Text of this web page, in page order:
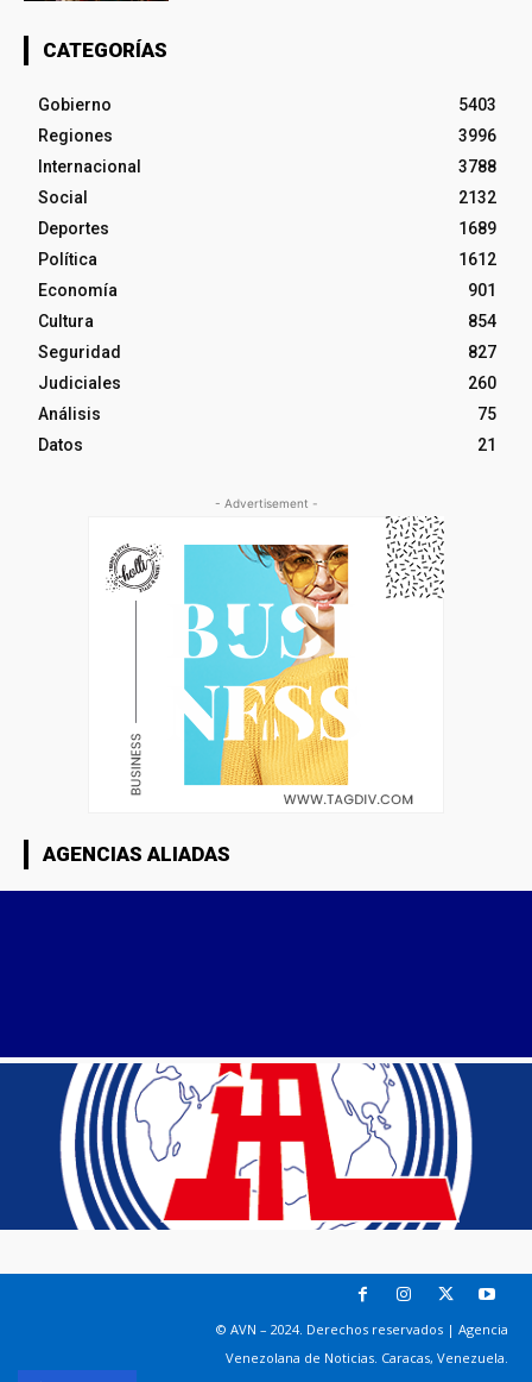
CATEGORÍAS
Gobierno
5403
Regiones
3996
Internacional
3788
Social
2132
Deportes
1689
Política
1612
Economía
901
Cultura
854
Seguridad
827
Judiciales
260
Análisis
75
Datos
21
- Advertisement -
AGENCIAS ALIADAS
© AVN – 2024. Derechos reservados | Agencia
Venezolana de Noticias. Caracas, Venezuela.